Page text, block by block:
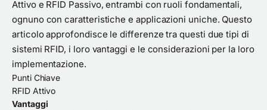
Attivo e RFID Passivo, entrambi con ruoli fondamentali,
ognuno con caratteristiche e applicazioni uniche. Questo
articolo approfondisce le differenze tra questi due tipi di
sistemi RFID, i loro vantaggi e le considerazioni per la loro
implementazione.
Punti Chiave
RFID Attivo
Vantaggi